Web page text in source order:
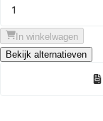
1
In winkelwagen
Bekijk alternatieven